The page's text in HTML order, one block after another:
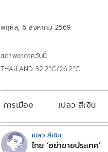
พฤหัส, 6 สิงหาคม 2569
สภาพอากาศวันนี้
THAILAND 32.2°C/26.2°C
การเมือง เปลว สีเงิน
เปลว สีเงิน
ไทย ‘อย่าขายประเทศ’